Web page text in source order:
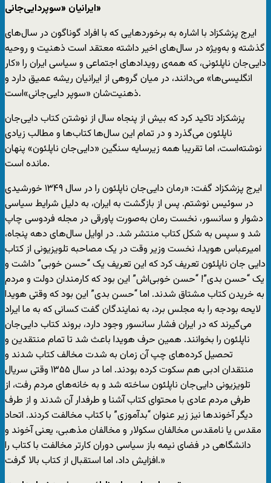
ایرانیان «سوپردایی‌جانی»
ایرج پزشکزاد با اشاره به برخوردهایی که با افراد گوناگون در سال‌های
گذشته و به‌ویژه در سال‌های اخیر داشته معتقد است ذهنیت و روحیه
دایی‌جان ناپلئونی، که همه‌ی رویدادهای اجتماعی و سیاسی ایران را «کار
انگلیسی‌ها» می‌دانند، در میان گروهی از ایرانیان ریشه عمیق دارد و
ذهنیت‌شان «سوپر دایی‌جانی»است.
پزشکزاد تاکید کرد که بیش از پنجاه سال از نوشتن کتاب دایی‌جان
ناپلئون می‌گذرد و در تمام این سال‌ها کتاب‌ها و مطالب زیادی
نوشته‌است، اما تقریبا همه زیرسایه سنگین «دایی‌جان ناپلئون» پنهان
مانده است.
ایرج پزشکزاد گفت: «رمان دایی‌جان ناپلئون را در سال ۱۳۴۹ خورشیدی
در سوئیس نوشتم. پس از بازگشت به ایران، به دلیل شرایط سیاسی
دشوار و سانسور، نخست رمان به‌صورت پاورقی در مجله فردوسی چاپ
شد و سپس به شکل کتاب منتشر شد. در اوایل سال‌های دهه پنجاه،
امیرعباس هویدا، نخست وزیر وقت در یک مصاحبه تلویزیونی از کتاب
دایی جان ناپلئون تعریف کرد که این تعریف یک “حسن خوبی” داشت و
یک “حسن بدی”! “حسن خوبی‌اش” این بود که کارمندان دولت و مردم
به خریدن کتاب مشتاق شدند. اما “حسن بدی” این بود که وقتی هویدا
لایحه بودجه را به مجلس برد، به نمایندگان گفت کسانی که به ما ایراد
می‌گیرند که در ایران فشار سانسور وجود دارد، بروند کتاب دایی‌جان
ناپلئون را بخوانند. همین حرف هویدا باعث شد تا تمام منتقدین و
تحصیل کرده‌های چپ آن زمان به شدت مخالف کتاب شدند و
منتقدان ادبی هم سکوت کرده بودند. اما در سال ۱۳۵۵ وقتی سریال
تلویزیونی دایی‌جان ناپلئون ساخته شد و به خانه‌های مردم رفت، از
طرفی مردم عادی با محتوای کتاب آشنا و طرفدار آن شدند و از طرف
دیگر آخوندها نیز زیر عنوان “بدآموزی” با کتاب مخالفت کردند. اتحاد
مقدس یا نامقدس مخالفان سکولار و مخالفان مذهبی، یعنی آخوند و
دانشگاهی در فضای نیمه باز سیاسی دوران کارتر مخالفت با کتاب را
افزایش داد، اما استقبال از کتاب بالا گرفت.»